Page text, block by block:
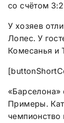
со счётом
У хозяев
Лопес. У
Комесанья и
«Барселона»
Примеры.